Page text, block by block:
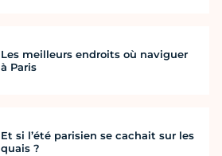
Les meilleurs endroits où naviguer
à Paris
Et si l’été parisien se cachait sur les
quais ?